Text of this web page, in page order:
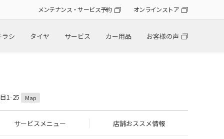
メンテナンス・サービス予約 オンラインストア
シ タイヤ サービス カー用品 お客様の声
1-25 Map
サービスメニュー 店舗おススメ情報